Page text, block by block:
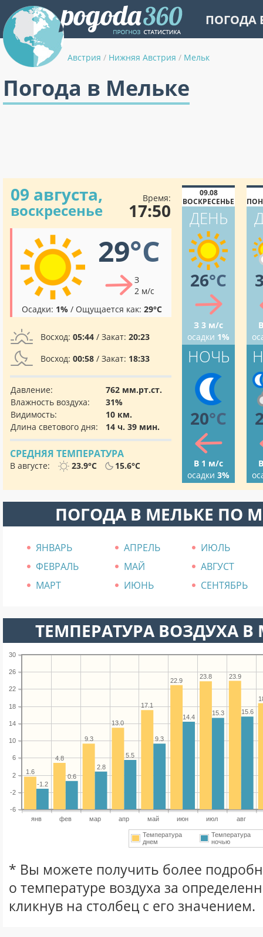
ПОГОДА
Австрия / Нижняя Австрия / Мельк
Погода в Мельке
09 августа,
воскресенье
Время:
17:50
29°C
З
2 м/с
Осадки: 1% / Ощущается как: 29°C
Восход: 05:44 / Закат: 20:23
Восход: 00:58 / Закат: 18:33
Давление:
762 мм.рт.ст.
Влажность воздуха:
31%
Видимость:
10 км.
Длина светового дня:
14 ч. 39 мин.
СРЕДНЯЯ ТЕМПЕРАТУРА
В августе: 23.9°C 15.6°C
09.08
ВОСКРЕСЕНЬЕ
ДЕНЬ
26°C
З 3 м/с
осадки 1%
НОЧЬ
20°C
В 1 м/с
осадки 3%
ПОГОДА В МЕЛЬКЕ ПО
ЯНВАРЬ АПРЕЛЬ
ИЮЛЬ
ФЕВРАЛЬ
МАЙ
АВГУСТ
МАРТ
ИЮНЬ СЕНТЯБРЬ
ТЕМПЕРАТУРА ВОЗДУХА В
янв фев мар апр май июн июл авг
-6
-2
2
6
10
14
18
22
26
30
23.9
23.8
22.9
17.1
13.0
9.3
4.8
1.6
15.6
15.3
14.4
9.3
5.5
2.8
0.6
-1.2
Температура
днем
Температура
ночью
* Вы можете получить более
о температуре воздуха за
кликнув на столбец с его значением.